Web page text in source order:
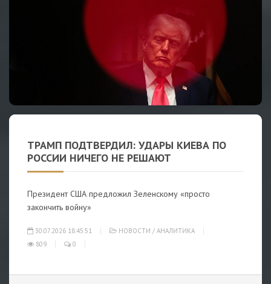
ТРАМП ПОДТВЕРДИЛ: УДАРЫ КИЕВА ПО
РОССИИ НИЧЕГО НЕ РЕШАЮТ
Президент США предложил Зеленскому «просто
закончить войну»
30.07.2026 18:45:51 НОВОСТИ / АНАЛИТИКА
809
0